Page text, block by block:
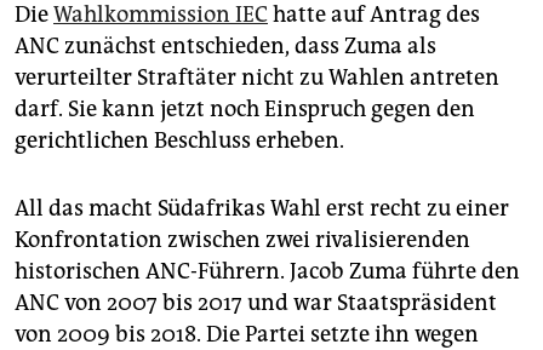
DieWahlkommission IEChatte auf Antrag des
ANC zunächst entschieden, dass Zuma als
verurteilter Straftäter nicht zu Wahlen antreten
darf. Sie kann jetzt noch Einspruch gegen den
gerichtlichen Beschluss erheben.
All das macht Südafrikas Wahl erst recht zu einer
Konfrontation zwischen zwei rivalisierenden
historischen ANC-Führern. Jacob Zuma führte den
ANC von 2007 bis 2017 und war Staatspräsident
von 2009 bis 2018. Die Partei setzte ihn wegen